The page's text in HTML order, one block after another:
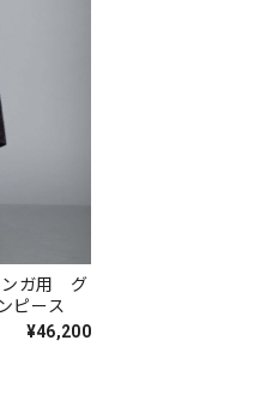
ンガ用 グ
ピース
¥46,200